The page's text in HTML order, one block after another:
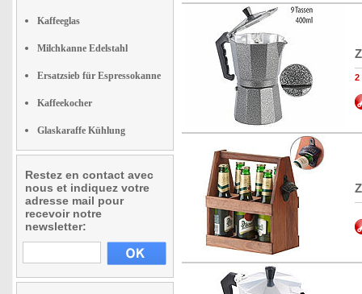
Kaffeeglas
Milchkanne Edelstahl
Ersatzsieb für Espressokanne
Kaffeekocher
Glaskaraffe Kühlung
Restez en contact avec
nous et indiquez votre
adresse mail pour
recevoir notre
newsletter:
2